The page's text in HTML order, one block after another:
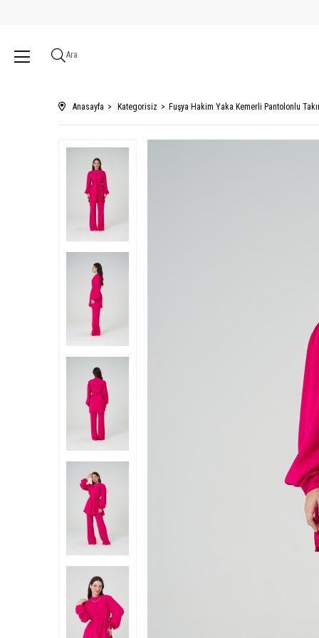
Ara
Anasayfa Kategorisiz Fuşya Hakim Yaka Kemerli Pantolonlu